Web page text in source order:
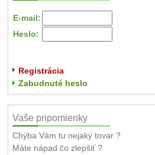
E-mail:
Heslo:
Registrácia
Zabudnuté heslo
Vaše pripomienky
Chýba Vám tu nejaký tovar ?
Máte nápad čo zlepšiť ?